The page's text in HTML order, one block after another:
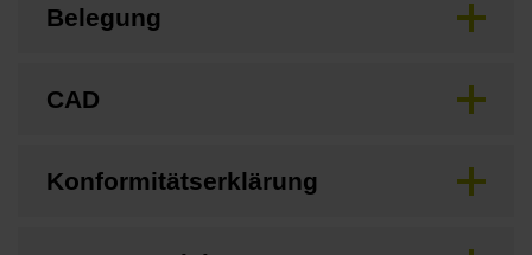
Belegung
CAD
Konformitätserklärung